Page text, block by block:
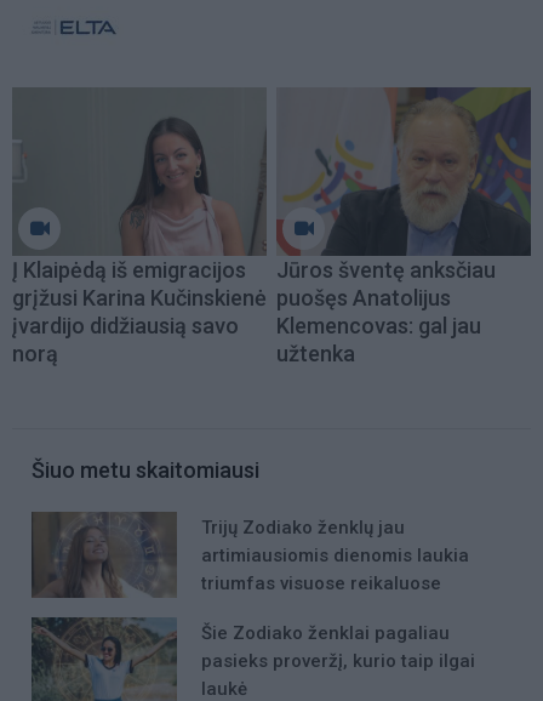
Į Klaipėdą iš emigracijos
grįžusi Karina Kučinskienė
įvardijo didžiausią savo
norą
Jūros šventę anksčiau
puošęs Anatolijus
Klemencovas: gal jau
užtenka
Šiuo metu skaitomiausi
Trijų Zodiako ženklų jau
artimiausiomis dienomis laukia
triumfas visuose reikaluose
Šie Zodiako ženklai pagaliau
pasieks proveržį, kurio taip ilgai
laukė